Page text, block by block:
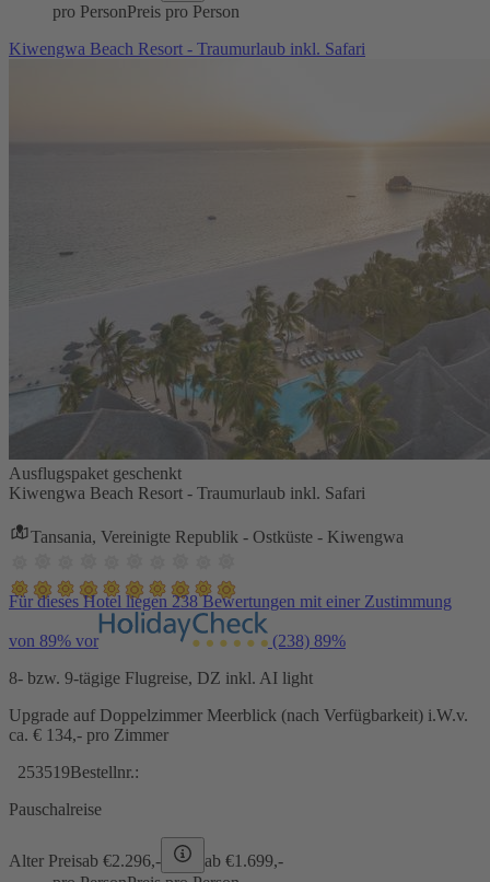
pro PersonPreis pro Person
Kiwengwa Beach Resort - Traumurlaub inkl. Safari
Ausflugspaket geschenkt
Kiwengwa Beach Resort - Traumurlaub inkl. Safari
Tansania, Vereinigte Republik - Ostküste - Kiwengwa
Für dieses Hotel liegen 238 Bewertungen mit einer Zustimmung
von 89% vor (238) 89%
8- bzw. 9-tägige Flugreise, DZ inkl. AI light
Upgrade auf Doppelzimmer Meerblick (nach Verfügbarkeit) i.W.v.
ca. € 134,- pro Zimmer
253519Bestellnr.:
Pauschalreise
Alter Preisab €2.296,- ab €1.699,-